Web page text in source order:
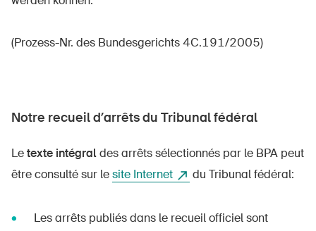
(Prozess-Nr. des Bundesgerichts 4C.191/2005)
Notre recueil d’arrêts du Tribunal fédéral
Letexte intégraldes arrêts sélectionnés par le BPA peut
être consulté sur lesite Internet du Tribunal fédéral:
Les arrêts publiés dans le recueil officiel sont